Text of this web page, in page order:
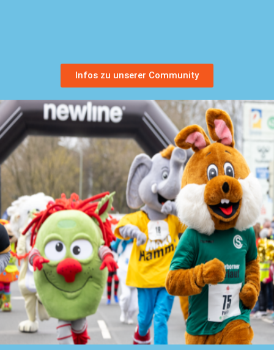
Infos zu unserer Community